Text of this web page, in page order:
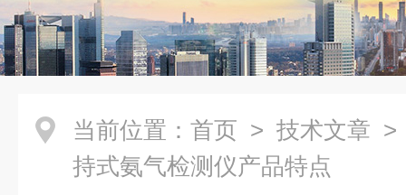
当前位置： 首页 > 技术文章 >
持式氨气检测仪产品特点